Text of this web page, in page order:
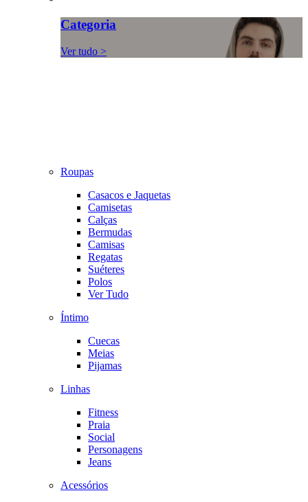
Categoria
Ver tudo >
Roupas
Casacos e Jaquetas
Camisetas
Calças
Bermudas
Camisas
Regatas
Suéteres
Polos
Ver Tudo
Íntimo
Cuecas
Meias
Pijamas
Linhas
Fitness
Praia
Social
Personagens
Jeans
Acessórios